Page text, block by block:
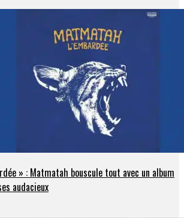
» : Matmatah bouscule tout avec un album
audacieux